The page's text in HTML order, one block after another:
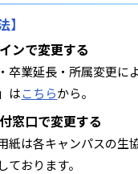
】
ンで変更する
卒業延長・所属変更に
はこちらから。
窓口で変更する
紙は各キャンパスの生
ております。